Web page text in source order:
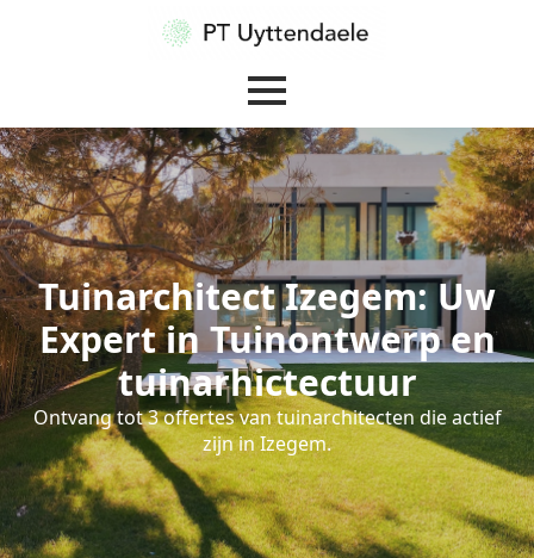
Tuinarchitect Izegem: Uw
Expert in Tuinontwerp en
tuinarhictectuur
Ontvang tot 3 offertes van tuinarchitecten die actief
zijn in Izegem.